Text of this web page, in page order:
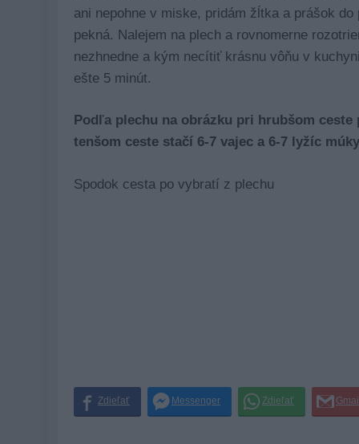
ani nepohne v miske, pridám žĺtka a prášok
pekná. Nalejem na plech a rovnomerne
nezhnedne a kým necítiť krásnu vôňu v
ešte 5 minút.
Podľa plechu na obrázku pri hrubšom
tenšom ceste stačí 6-7 vajec a 6-7 lyžíc
Spodok cesta po vybratí z plechu